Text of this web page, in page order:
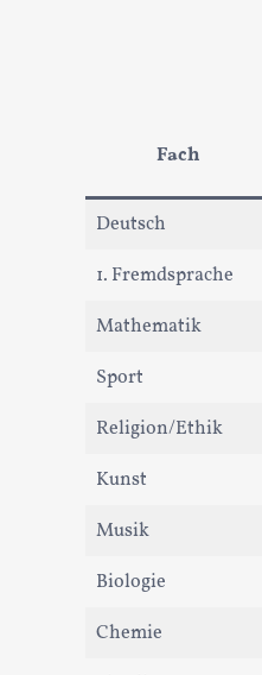
Fach
Deutsch
1. Fremdsprache
Mathematik
Sport
Religion/Ethik
Kunst
Musik
Biologie
Chemie